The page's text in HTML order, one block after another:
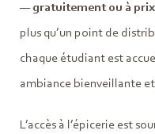
—gratuitement ou à
plus qu’un point de
chaque étudiant est
ambiance bienveillante
L’accès à l’épicerie est